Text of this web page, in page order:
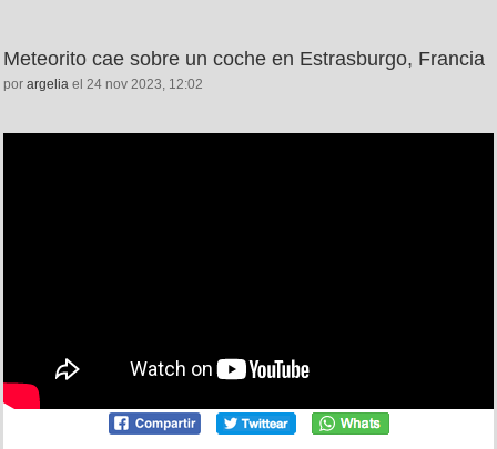
Meteorito cae sobre un coche en Estrasburgo, Francia
por argelia el 24 nov 2023, 12:02